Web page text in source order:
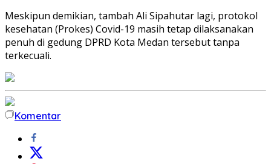
Meskipun demikian, tambah Ali Sipahutar lagi, protokol
kesehatan (Prokes) Covid-19 masih tetap dilaksanakan
penuh di gedung DPRD Kota Medan tersebut tanpa
terkecuali.
Komentar